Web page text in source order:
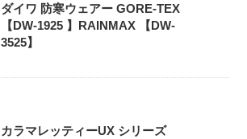
ダイワ 防寒ウェアー GORE-TEX
【DW-1925 】RAINMAX 【DW-
3525】
カラマレッティーUX シリーズ